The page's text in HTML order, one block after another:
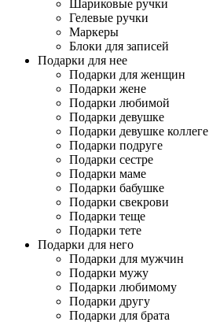
Шариковые ручки
Гелевые ручки
Маркеры
Блоки для записей
Подарки для нее
Подарки для женщин
Подарки жене
Подарки любимой
Подарки девушке
Подарки девушке коллеге
Подарки подруге
Подарки сестре
Подарки маме
Подарки бабушке
Подарки свекрови
Подарки теще
Подарки тете
Подарки для него
Подарки для мужчин
Подарки мужу
Подарки любимому
Подарки другу
Подарки для брата